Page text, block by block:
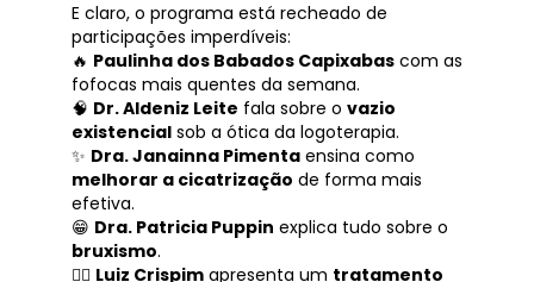
E claro, o programa está recheado de
participações imperdíveis:
🔥 Paulinha dos Babados Capixabascom as
fofocas mais quentes da semana.
🧠 Dr. Aldeniz Leite fala sobre o vazio
existencialsob a ótica da logoterapia.
✨ Dra. Janainna Pimentaensina como
melhorar a cicatrização de forma mais
efetiva.
😁 Dra. Patricia Puppin explica tudo sobre o
bruxismo.
💇‍♂️ Luiz Crispimapresenta um tratamento